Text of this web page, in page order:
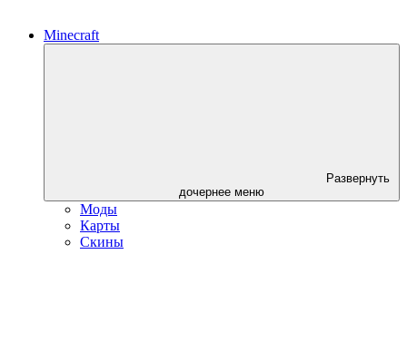
Minecraft
Развернуть
дочернее меню
Моды
Карты
Скины